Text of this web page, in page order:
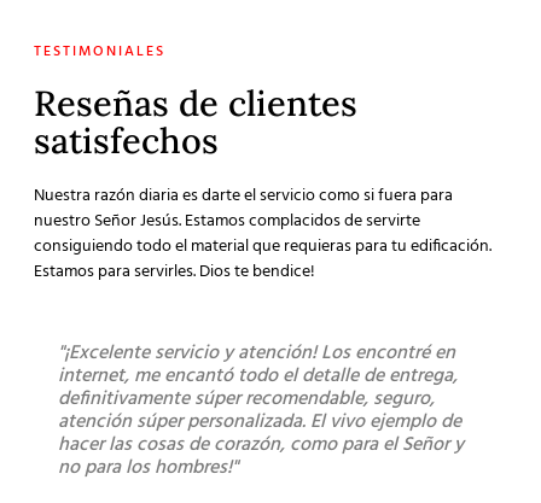
TESTIMONIALES
Reseñas de clientes
satisfechos
Nuestra razón diaria es darte el servicio como si fuera para
nuestro Señor Jesús. Estamos complacidos de servirte
consiguiendo todo el material que requieras para tu edificación.
Estamos para servirles. Dios te bendice!
"¡Excelente servicio y atención! Los encontré en
internet, me encantó todo el detalle de entrega,
definitivamente súper recomendable, seguro,
atención súper personalizada. El vivo ejemplo de
hacer las cosas de corazón, como para el Señor y
no para los hombres!"